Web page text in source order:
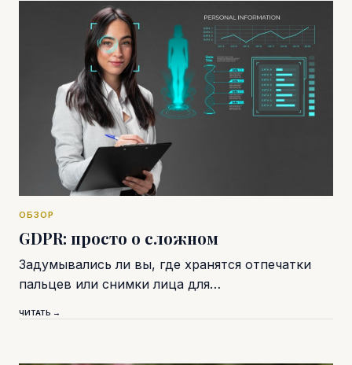
ОБЗОР
GDPR: просто о сложном
Задумывались ли вы, где хранятся отпечатки
пальцев или снимки лица для…
ЧИТАТЬ →